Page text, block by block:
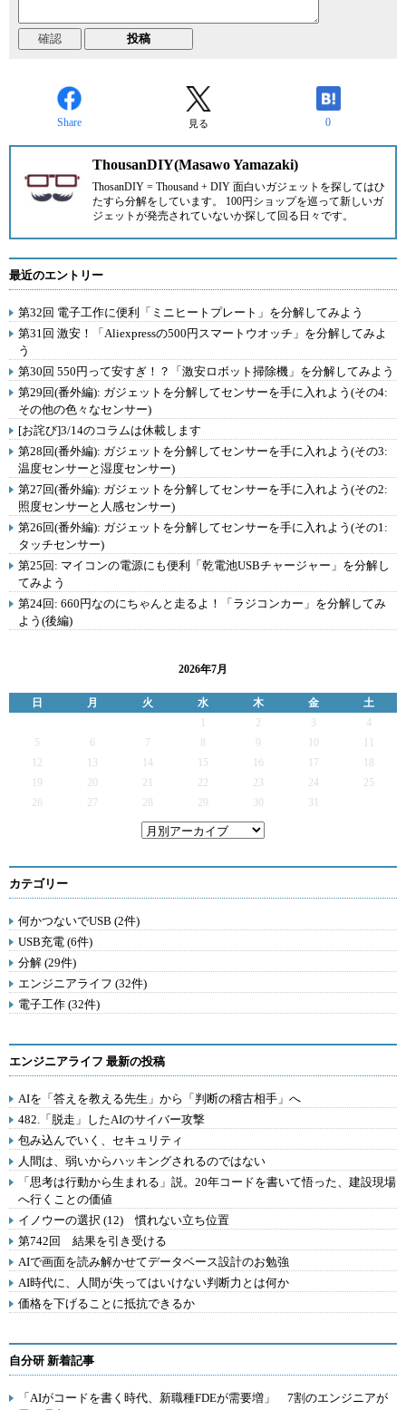
Share 見る 0
ThousanDIY(Masawo Yamazaki)
ThosanDIY = Thousand + DIY 面白いガジェットを探してはひ
たすら分解をしています。 100円ショップを巡って新しいガ
ジェットが発売されていないか探して回る日々です。
最近のエントリー
第32回 電子工作に便利「ミニヒートプレート」を分解してみよう
第31回 激安！「Aliexpressの500円スマートウオッチ」を分解してみよ
う
第30回 550円って安すぎ！？「激安ロボット掃除機」を分解してみよう
第29回(番外編): ガジェットを分解してセンサーを手に入れよう(その4:
その他の色々なセンサー)
[お詫び]3/14のコラムは休載します
第28回(番外編): ガジェットを分解してセンサーを手に入れよう(その3:
温度センサーと湿度センサー)
第27回(番外編): ガジェットを分解してセンサーを手に入れよう(その2:
照度センサーと人感センサー)
第26回(番外編): ガジェットを分解してセンサーを手に入れよう(その1:
タッチセンサー)
第25回: マイコンの電源にも便利「乾電池USBチャージャー」を分解し
てみよう
第24回: 660円なのにちゃんと走るよ！「ラジコンカー」を分解してみ
よう(後編)
2026年7月
日 月 火 水 木 金
土
2 3
4
5
6 7 9
12
13 14 15 16 17
19
20 21 22 23 24
25
26
27 28 29 30 31
カテゴリー
何かつないでUSB (2件)
USB充電 (6件)
分解 (29件)
エンジニアライフ (32件)
電子工作 (32件)
エンジニアライフ 最新の投稿
AIを「答えを教える先生」から「判断の稽古相手」へ
482.「脱走」したAIのサイバー攻撃
包み込んでいく、セキュリティ
人間は、弱いからハッキングされるのではない
「思考は行動から生まれる」説。20年コードを書いて悟った、建設現場
へ行くことの価値
イノウーの選択 (12) 慣れない立ち位置
第742回 結果を引き受ける
AIで画面を読み解かせてデータベース設計のお勉強
AI時代に、人間が失ってはいけない判断力とは何か
価格を下げることに抵抗できるか
自分研 新着記事
「AIがコードを書く時代、新職種FDEが需要増」 7割のエンジニアが